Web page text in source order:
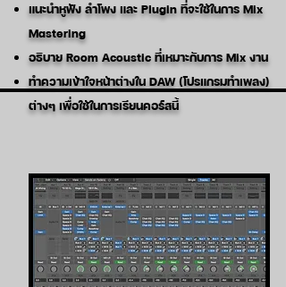
แนะนำหูฟัง ลำโพง และ Plugin ที่จะใช้ในการ Mix
Mastering
อธิบาย Room Acoustic ที่เหมาะกับการ Mix งาน
ทำความเข้าใจหน้าต่างใน DAW (โปรแกรมทำเพลง)
ต่างๆ เพื่อใช้ในการเรียนคอร์สนี้